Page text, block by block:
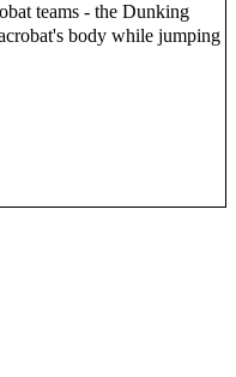
teams - the Dunking
body while jumping